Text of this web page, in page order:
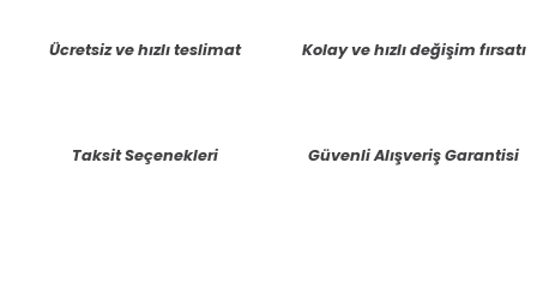
Ürün bilgilerinde hatalar bulunuyor.
Ücretsiz ve hızlı teslimat Kolay ve hızlı değişim fırsatı
Taksit Seçenekleri Güvenli Alışveriş Garantisi